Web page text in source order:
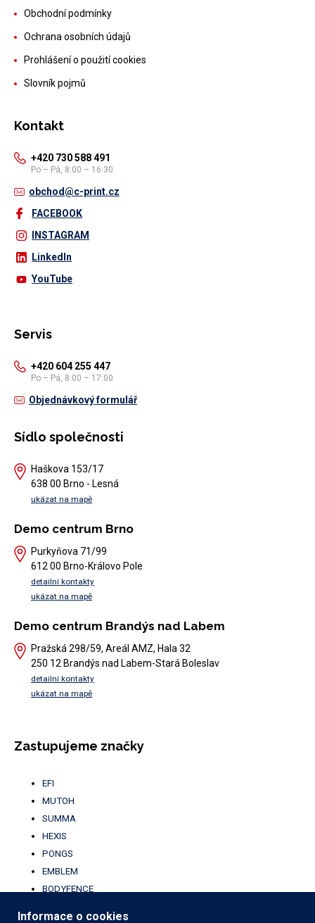
Obchodní podmínky
Ochrana osobních údajů
Prohlášení o použití cookies
Slovník pojmů
Kontakt
+420 730 588 491
Po – Pá, 8:00 – 16:30
obchod@c-print.cz
FACEBOOK
INSTAGRAM
LinkedIn
YouTube
Servis
+420 604 255 447
Po – Pá, 8:00 – 17:00
Objednávkový formulář
Sídlo společnosti
Haškova 153/17
638 00 Brno - Lesná
ukázat na mapě
Demo centrum Brno
Purkyňova 71/99
612 00 Brno-Královo Pole
detailní kontakty
ukázat na mapě
Demo centrum Brandýs nad Labem
Pražská 298/59, Areál AMZ, Hala 32
250 12 Brandýs nad Labem-Stará Boleslav
detailní kontakty
ukázat na mapě
Zastupujeme značky
EFI
MUTOH
SUMMA
HEXIS
PONGS
EMBLEM
BODYFENCE
Informace o cookies